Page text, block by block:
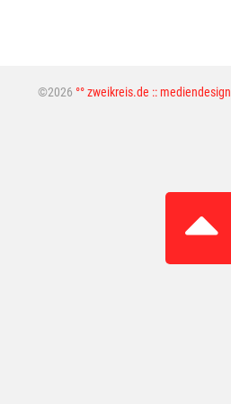
©2026 °° zweikreis.de :: mediendesign